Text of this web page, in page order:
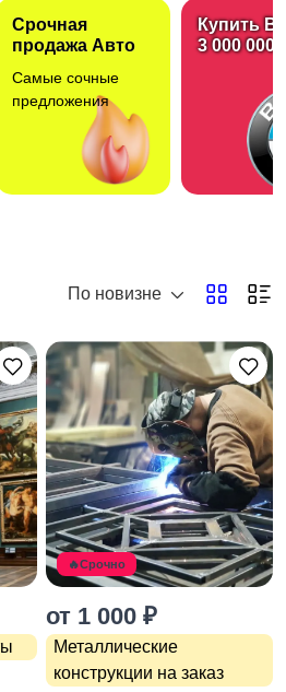
Электроника
Животные
Красота и здоровье
Срочная
продажа Авто
Самые сочные
предложения
Купить
3 000 000
По новизне
🔥Срочно
от 1 000 ₽
Металлические
конструкции на заказ